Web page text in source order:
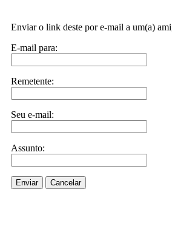
Enviar o link deste por e-mail a um(a)
E-mail para:
Remetente:
Seu e-mail:
Assunto:
Enviar Cancelar